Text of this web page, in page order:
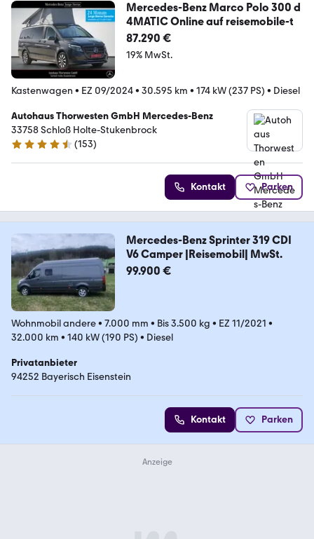
Mercedes-Benz Marco Polo 300 d
4MATIC Online auf reisemobile-t
87.290 €
19% MwSt.
Kastenwagen • EZ 09/2024• 30.595 km • 174 kW (237 PS) • Diesel
Autohaus Thorwesten GmbH Mercedes-Benz
33758 Schloß Holte-Stukenbrock
4.5 Sterne
(153)
Kontakt Parken
Mercedes-Benz Sprinter 319 CDI
V6 Camper |Reisemobil| MwSt.
99.900 €
Wohnmobil andere• 7.000 mm • Bis 3.500 kg • EZ 11/2021 •
32.000 km • 140 kW (190 PS) • Diesel
Privatanbieter
94252 Bayerisch Eisenstein
Kontakt Parken